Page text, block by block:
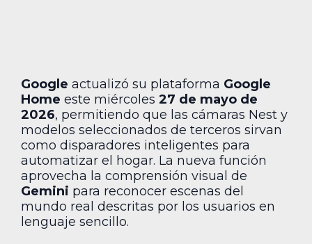
Google actualizó su plataforma Google
Home este miércoles 27 de mayo de
2026, permitiendo que las cámaras Nest y
modelos seleccionados de terceros sirvan
como disparadores inteligentes para
automatizar el hogar. La nueva función
aprovecha la comprensión visual de
Gemini para reconocer escenas del
mundo real descritas por los usuarios en
lenguaje sencillo.